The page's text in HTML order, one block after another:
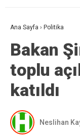
Ana Sayfa › Politika
Bakan
toplu
katıldı
Neslihan